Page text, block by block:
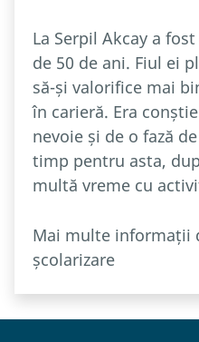
La Serpil Akcay a
de 50 de ani. Fiul ei
să-și valorifice mai
în carieră. Era
nevoie și de o fază
timp pentru asta,
multă vreme cu
Mai multe informații
școlarizare